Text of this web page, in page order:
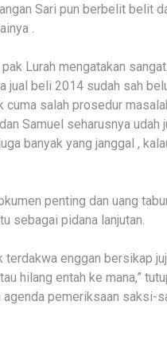
Sari pun berbelit belit
.
Lurah mengatakan
jual beli 2014 sudah sah
salah prosedur
Samuel seharusnya
banyak yang janggal ,
penting dan uang
sebagai pidana lanjutan.
enggan bersikap
hilang entah ke mana,”
pemeriksaan saksi-